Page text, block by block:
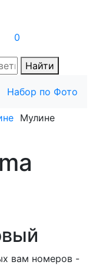
0
Найти
Набор по Фото
Мулине
вам номеров -